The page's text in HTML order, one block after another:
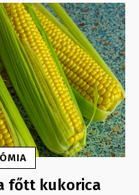
főtt kukorica